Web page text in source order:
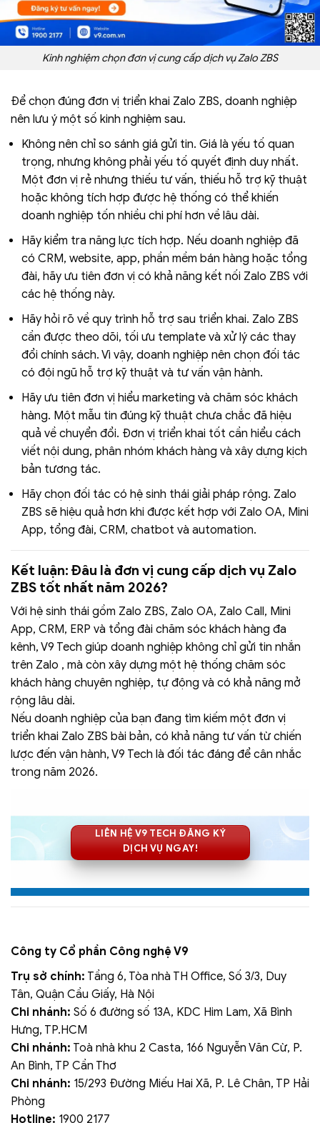
Kinh nghiệm chọn đơn vị cung cấp dịch vụ Zalo ZBS
Để chọn đúng đơn vị triển khai Zalo ZBS, doanh nghiệp
nên lưu ý một số kinh nghiệm sau.
Không nên chỉ so sánh giá gửi tin. Giá là yếu tố quan
trọng, nhưng không phải yếu tố quyết định duy nhất.
Một đơn vị rẻ nhưng thiếu tư vấn, thiếu hỗ trợ kỹ thuật
hoặc không tích hợp được hệ thống có thể khiến
doanh nghiệp tốn nhiều chi phí hơn về lâu dài.
Hãy kiểm tra năng lực tích hợp. Nếu doanh nghiệp đã
có CRM, website, app, phần mềm bán hàng hoặc tổng
đài, hãy ưu tiên đơn vị có khả năng kết nối Zalo ZBS với
các hệ thống này.
Hãy hỏi rõ về quy trình hỗ trợ sau triển khai. Zalo ZBS
cần được theo dõi, tối ưu template và xử lý các thay
đổi chính sách. Vì vậy, doanh nghiệp nên chọn đối tác
có đội ngũ hỗ trợ kỹ thuật và tư vấn vận hành.
Hãy ưu tiên đơn vị hiểu marketing và chăm sóc khách
hàng. Một mẫu tin đúng kỹ thuật chưa chắc đã hiệu
quả về chuyển đổi. Đơn vị triển khai tốt cần hiểu cách
viết nội dung, phân nhóm khách hàng và xây dựng kịch
bản tương tác.
Hãy chọn đối tác có hệ sinh thái giải pháp rộng. Zalo
ZBS sẽ hiệu quả hơn khi được kết hợp với Zalo OA, Mini
App, tổng đài, CRM, chatbot và automation.
Kết luận: Đâu là đơn vị cung cấp dịch vụ Zalo
ZBS tốt nhất năm 2026?
Với hệ sinh thái gồm Zalo ZBS, Zalo OA, Zalo Call, Mini
App, CRM, ERP và tổng đài chăm sóc khách hàng đa
kênh, V9 Tech giúp doanh nghiệp không chỉ gửi tin nhắn
trên Zalo , mà còn xây dựng một hệ thống chăm sóc
khách hàng chuyên nghiệp, tự động và có khả năng mở
rộng lâu dài.
Nếu doanh nghiệp của bạn đang tìm kiếm một đơn vị
triển khai Zalo ZBS bài bản, có khả năng tư vấn từ chiến
lược đến vận hành, V9 Tech là đối tác đáng để cân nhắc
trong năm 2026.
LIÊN HỆ V9 TECH ĐĂNG KÝ
DỊCH VỤ NGAY!
Công ty Cổ phần Công nghệ V9
Trụ sở chính: Tầng 6, Tòa nhà TH Office, Số 3/3, Duy
Tân, Quận Cầu Giấy, Hà Nội
Chi nhánh: Số 6 đường số 13A, KDC Him Lam, Xã Bình
Hưng, TP.HCM
Chi nhánh: Toà nhà khu 2 Casta, 166 Nguyễn Văn Cừ, P.
An Bình, TP Cần Thơ
Chi nhánh: 15/293 Đường Miếu Hai Xã, P. Lê Chân, TP Hải
Phòng
Hotline: 1900 2177